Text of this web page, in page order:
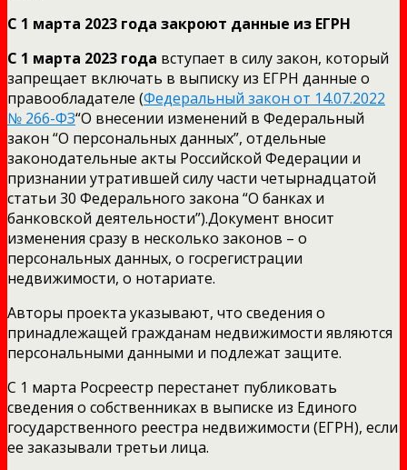
С 1 марта 2023 года закроют данные из ЕГРН
С 1 марта 2023 года вступает в силу закон, который
запрещает включать в выписку из ЕГРН данные о
правообладателе (Федеральный закон от 14.07.2022
№ 266-ФЗ“О внесении изменений в Федеральный
закон “О персональных данных”, отдельные
законодательные акты Российской Федерации и
признании утратившей силу части четырнадцатой
статьи 30 Федерального закона “О банках и
банковской деятельности”).Документ вносит
изменения сразу в несколько законов – о
персональных данных, о госрегистрации
недвижимости, о нотариате.
Авторы проекта указывают, что сведения о
принадлежащей гражданам недвижимости являются
персональными данными и подлежат защите.
С 1 марта Росреестр перестанет публиковать
сведения о собственниках в выписке из Единого
государственного реестра недвижимости (ЕГРН), если
ее заказывали третьи лица.